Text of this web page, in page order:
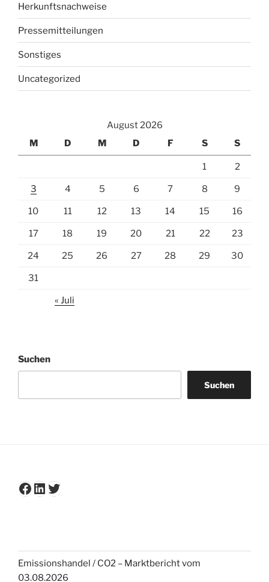
Herkunftsnachweise
Pressemitteilungen
Sonstiges
Uncategorized
August 2026
M
D M D F S S
1 2
3 4 5 6 7 8 9
10 11 12 13 14 15 16
17 18 19 20 21 22 23
24 25 26 27 28 29 30
31
« Juli
Suchen
Suchen
Facebook
LinkedIn
Twitter
Emissionshandel / CO2 – Marktbericht vom
03.08.2026